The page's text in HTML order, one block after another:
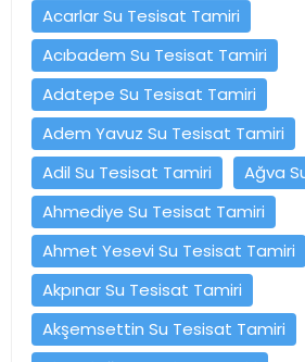
Acarlar Su Tesisat Tamiri
Acıbadem Su Tesisat Tamiri
Adatepe Su Tesisat Tamiri
Adem Yavuz Su Tesisat Tamiri
Adil Su Tesisat Tamiri
Ağva
Ahmediye Su Tesisat Tamiri
Ahmet Yesevi Su Tesisat Tamiri
Akpınar Su Tesisat Tamiri
Akşemsettin Su Tesisat Tamiri